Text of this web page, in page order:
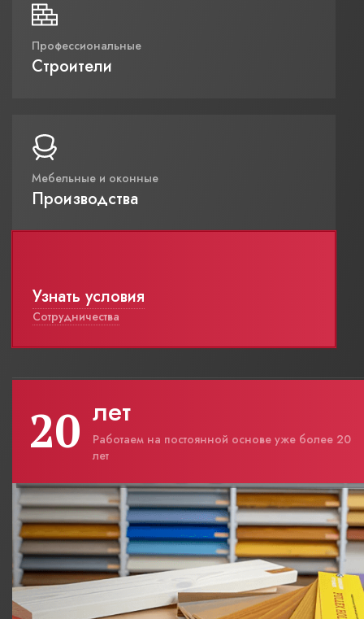
Профессиональные
Строители
Мебельные и оконные
Производства
Узнать условия
Сотрудничества
20 лет
Работаем на постоянной основе уже более 20
лет